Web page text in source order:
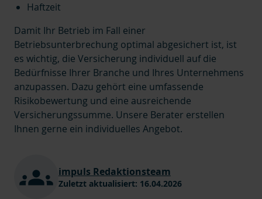
Haftzeit
Damit Ihr Betrieb im Fall einer
Betriebsunterbrechung optimal abgesichert ist, ist
es wichtig, die Versicherung individuell auf die
Bedürfnisse Ihrer Branche und Ihres Unternehmens
anzupassen. Dazu gehört eine umfassende
Risikobewertung und eine ausreichende
Versicherungssumme. Unsere Berater erstellen
Ihnen gerne ein individuelles Angebot.
impuls Redaktionsteam
Zuletzt aktualisiert: 16.04.2026